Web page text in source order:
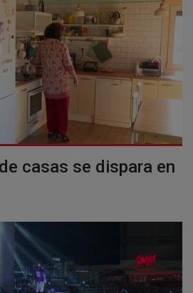
casas se dispara en